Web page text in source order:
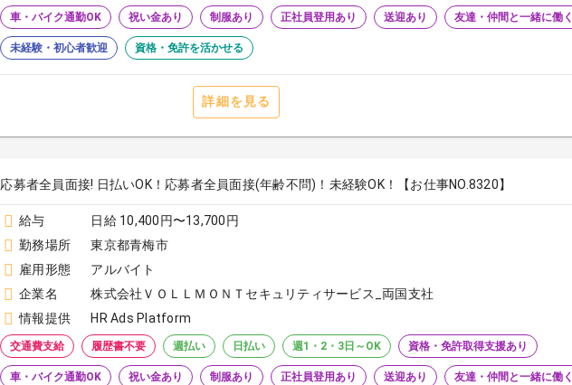
車・バイク通勤OK 祝い金あり 制服あり 正社員登用あり 送迎あり 友達・仲間と一緒に働く
未経験・初心者歓迎 資格・免許を活かせる
詳細を見る
応募者全員面接! 日払いOK！応募者全員面接(年齢不問)！未経験OK！【お仕事NO.8320】
給与
日給 10,400円〜13,700円
勤務場所
東京都青梅市
雇用形態
アルバイト
企業名
株式会社ＶＯＬＬＭＯＮＴセキュリティサービス_両国支社
情報提供
HR Ads Platform
交通費支給 履歴書不要 週払い 日払い 週1・2・3日～OK 資格・免許取得支援あり
車・バイク通勤OK 祝い金あり 制服あり 正社員登用あり 送迎あり 友達・仲間と一緒に働く